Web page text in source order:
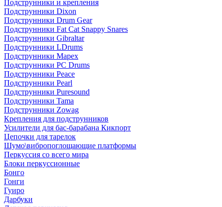
Подструнники и крепления
Подструнники Dixon
Подструнники Drum Gear
Подструнники Fat Cat Snappy Snares
Подструнники Gibraltar
Подструнники LDrums
Подструнники Mapex
Подструнники PC Drums
Подструнники Peace
Подструнники Pearl
Подструнники Puresound
Подструнники Tama
Подструнники Zowag
Крепления для подструнников
Усилители для бас-барабана Кикпорт
Цепочки для тарелок
Шумо\вибропоглощающие платформы
Перкуссия со всего мира
Блоки перкуссионные
Бонго
Гонги
Гуиро
Дарбуки